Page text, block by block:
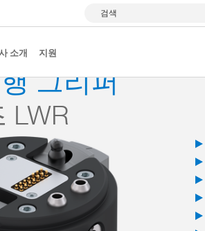
검색
소개 지원
Arm-Ecosystem MATCH - 그리퍼
그리퍼
LWR